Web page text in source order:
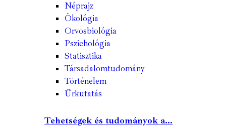
Néprajz
Ökológia
Orvosbiológia
Pszichológia
Statisztika
Társadalomtudomány
Történelem
Űrkutatás
Tehetségek és tudományok a...